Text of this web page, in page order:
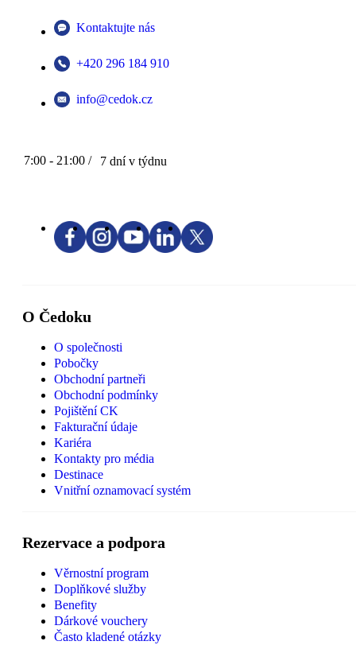
Kontaktujte nás
+420 296 184 910
info@cedok.cz
7:00 - 21:00 / 7 dní v týdnu
O Čedoku
O společnosti
Pobočky
Obchodní partneři
Obchodní podmínky
Pojištění CK
Fakturační údaje
Kariéra
Kontakty pro média
Destinace
Vnitřní oznamovací systém
Rezervace a podpora
Věrnostní program
Doplňkové služby
Benefity
Dárkové vouchery
Často kladené otázky